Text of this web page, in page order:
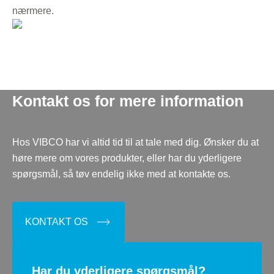
nærmere.
Kontakt os for mere information
Hos VIBCO har vi altid tid til at tale med dig. Ønsker du at
høre mere om vores produkter, eller har du yderligere
spørgsmål, så tøv endelig ikke med at kontakte os.
KONTAKT OS
Har du yderligere spørgsmål?